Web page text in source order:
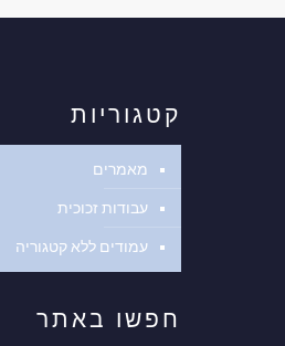
קטגוריות
מאמרים
עבודות זכוכית
עמודים ללא קטגוריה
חפשו באתר